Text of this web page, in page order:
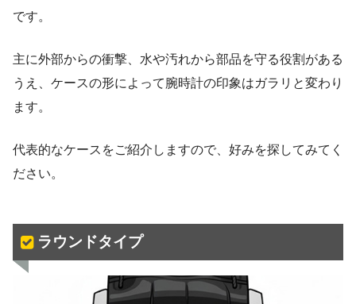
です。
主に外部からの衝撃、水や汚れから部品を守る役割がある
うえ、ケースの形によって腕時計の印象はガラリと変わり
ます。
代表的なケースをご紹介しますので、好みを探してみてく
ださい。
ラウンドタイプ